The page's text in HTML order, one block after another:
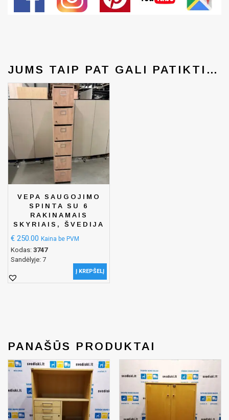
JUMS TAIP PAT GALI PATIKTI…
VEPA SAUGOJIMO
SPINTA SU 6
RAKINAMAIS
SKYRIAIS, ŠVEDIJA
€ 250.00 Kaina be PVM
Kodas: 3747
Sandėlyje: 7
Į KREPŠELĮ
PANAŠŪS PRODUKTAI